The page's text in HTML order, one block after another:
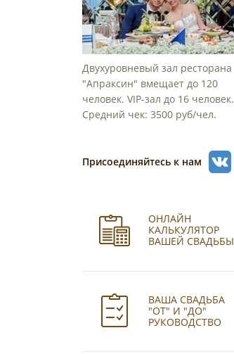
Двухуровневый зал ресторана
"Апраксин" вмещает до 120
человек. VIP-зал до 16 человек.
Средний чек: 3500 руб/чел.
Присоединяйтесь к нам
ОНЛАЙН
КАЛЬКУЛЯТОР
ВАШЕЙ СВАДЬБЫ
ВАША СВАДЬБА
"ОТ" И "ДО"
РУКОВОДСТВО